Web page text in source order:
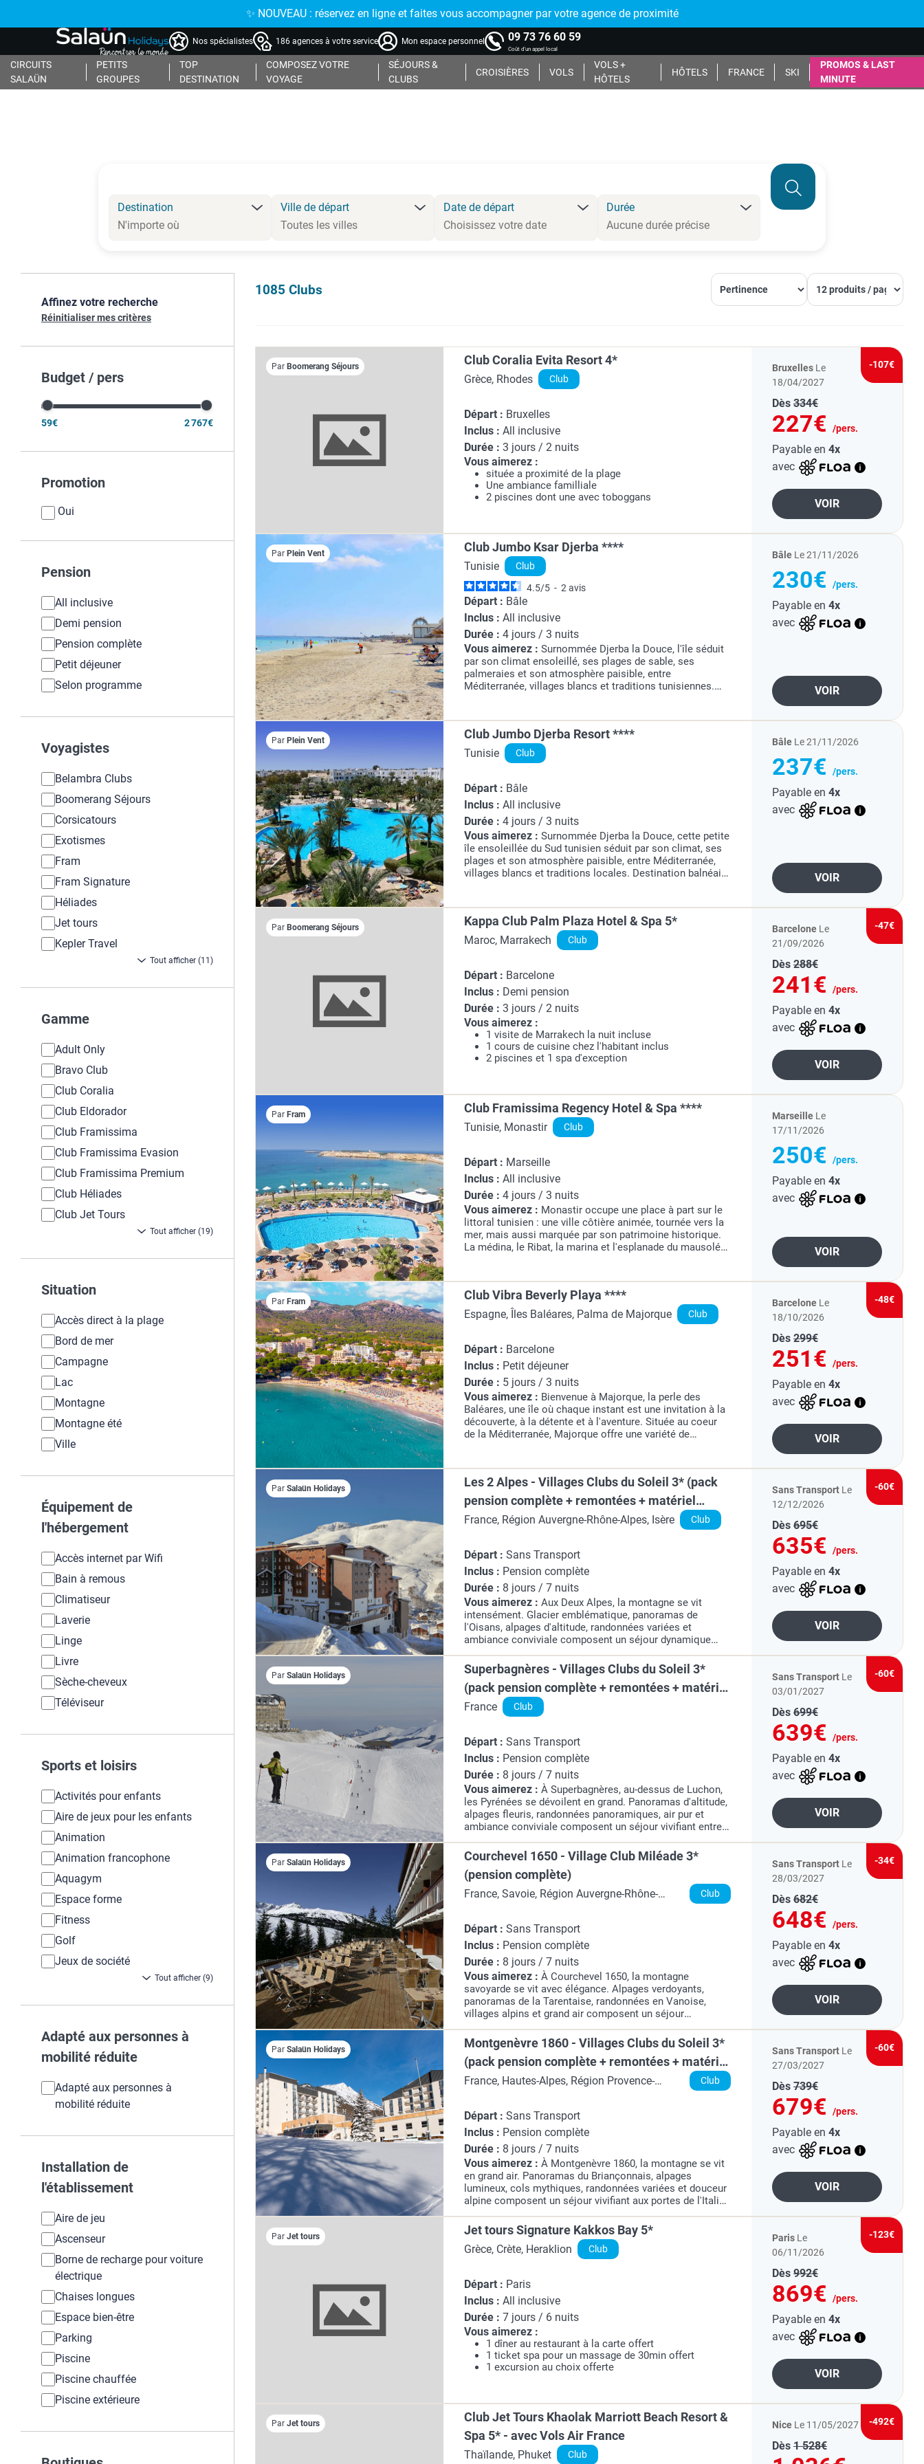
✨ NOUVEAU : réservez en ligne et faites vous accompagner par votre agence de proximité
Nos spécialistes 186 agences à votre service Mon espace personnel 09 73 76 60 59
Coût d'un appel local
CIRCUITS
SALAÜN
PETITS
GROUPES
TOP
DESTINATION
COMPOSEZ VOTRE
VOYAGE
SÉJOURS &
CLUBS
CROISIÈRES VOLS
VOLS +
HÔTELS
HÔTELS FRANCE SKI
PROMOS & LAST
MINUTE
Destination Ville de départ Date de départ Durée
Affinez votre recherche
Réinitialiser mes critères
Budget / pers
59€ 2 767€
Promotion
Oui
Pension
All inclusive
Demi pension
Pension complète
Petit déjeuner
Selon programme
Voyagistes
Belambra Clubs
Boomerang Séjours
Corsicatours
Exotismes
Fram
Fram Signature
Héliades
Jet tours
Kepler Travel
Tout afficher (11)
Gamme
Adult Only
Bravo Club
Club Coralia
Club Eldorador
Club Framissima
Club Framissima Evasion
Club Framissima Premium
Club Héliades
Club Jet Tours
Tout afficher (19)
Situation
Accès direct à la plage
Bord de mer
Campagne
Lac
Montagne
Montagne été
Ville
Équipement de
l'hébergement
Accès internet par Wifi
Bain à remous
Climatiseur
Laverie
Linge
Livre
Sèche-cheveux
Téléviseur
Sports et loisirs
Activités pour enfants
Aire de jeux pour les enfants
Animation
Animation francophone
Aquagym
Espace forme
Fitness
Golf
Jeux de société
Tout afficher (9)
Adapté aux personnes à
mobilité réduite
Adapté aux personnes à
mobilité réduite
Installation de
l'établissement
Aire de jeu
Ascenseur
Borne de recharge pour voiture
électrique
Chaises longues
Espace bien-être
Parking
Piscine
Piscine chauffée
Piscine extérieure
1085 Clubs
Par Boomerang Séjours Club Coralia Evita Resort 4*
Grèce, Rhodes Club
Départ : Bruxelles
Inclus : All inclusive
Durée : 3 jours / 2 nuits
Vous aimerez :
située a proximité de la plage
Une ambiance familliale
2 piscines dont une avec toboggans
Bruxelles Le
18/04/2027
Dès 334€
227€ /pers.
-107€
Payable en 4x
avec
VOIR
Par Plein Vent Club Jumbo Ksar Djerba ****
Tunisie Club
4.5/5 - 2avis
Départ : Bâle
Inclus : All inclusive
Durée : 4 jours / 3 nuits
Vous aimerez : Surnommée Djerba la Douce, l'île séduit
par son climat ensoleillé, ses plages de sable, ses
palmeraies et son atmosphère paisible, entre
Méditerranée, villages blancs et traditions tunisiennes.
Bâle Le 21/11/2026
230€ /pers.
Payable en 4x
avec
VOIR
Par Plein Vent Club Jumbo Djerba Resort ****
Tunisie Club
Départ : Bâle
Inclus : All inclusive
Durée : 4 jours / 3 nuits
Vous aimerez : Surnommée Djerba la Douce, cette petite
île ensoleillée du Sud tunisien séduit par son climat, ses
plages et son atmosphère paisible, entre Méditerranée,
villages blancs et traditions locales. Destination balnéaire
Bâle Le 21/11/2026
237€ /pers.
Payable en 4x
avec
VOIR
Par Boomerang Séjours Kappa Club Palm Plaza Hotel & Spa 5*
Maroc, Marrakech Club
Départ : Barcelone
Inclus : Demi pension
Durée : 3 jours / 2 nuits
Vous aimerez :
1 visite de Marrakech la nuit incluse
1 cours de cuisine chez l'habitant inclus
2 piscines et 1 spa d'exception
Barcelone Le
21/09/2026
Dès 288€
241€ /pers.
-47€
Payable en 4x
avec
VOIR
Par Fram Club Framissima Regency Hotel & Spa ****
Tunisie, Monastir Club
Départ : Marseille
Inclus : All inclusive
Durée : 4 jours / 3 nuits
Vous aimerez : Monastir occupe une place à part sur le
littoral tunisien : une ville côtière animée, tournée vers la
mer, mais aussi marquée par son patrimoine historique.
La médina, le Ribat, la marina et l'esplanade du mausolée
Marseille Le
17/11/2026
250€ /pers.
Payable en 4x
avec
VOIR
Par Fram Club Vibra Beverly Playa ****
Espagne, Îles Baléares, Palma de Majorque Club
Départ : Barcelone
Inclus : Petit déjeuner
Durée : 5 jours / 3 nuits
Vous aimerez : Bienvenue à Majorque, la perle des
Baléares, une île où chaque instant est une invitation à la
découverte, à la détente et à l'aventure. Située au coeur
de la Méditerranée, Majorque offre une variété de
Barcelone Le
18/10/2026
Dès 299€
251€ /pers.
-48€
Payable en 4x
avec
VOIR
Par Salaün Holidays
Les 2 Alpes - Villages Clubs du Soleil 3* (pack
pension complète + remontées + matériel
inclus)
France, Région Auvergne-Rhône-Alpes, Isère Club
Départ : Sans Transport
Inclus : Pension complète
Durée : 8 jours / 7 nuits
Vous aimerez : Aux Deux Alpes, la montagne se vit
intensément. Glacier emblématique, panoramas de
l'Oisans, alpages d'altitude, randonnées variées et
ambiance conviviale composent un séjour dynamique
entre haute montagne, nature généreuse et grand air
estival.
Sans Transport Le
12/12/2026
Dès 695€
635€ /pers.
-60€
Payable en 4x
avec
VOIR
Par Salaün Holidays
Superbagnères - Villages Clubs du Soleil 3*
(pack pension complète + remontées + matériel
inclus)
France Club
Départ : Sans Transport
Inclus : Pension complète
Durée : 8 jours / 7 nuits
Vous aimerez : À Superbagnères, au-dessus de Luchon,
les Pyrénées se dévoilent en grand. Panoramas d'altitude,
alpages fleuris, randonnées panoramiques, air pur et
ambiance conviviale composent un séjour vivifiant entre
nature préservée et douceur montagnarde.
Sans Transport Le
03/01/2027
Dès 699€
639€ /pers.
-60€
Payable en 4x
avec
VOIR
Par Salaün Holidays
Courchevel 1650 - Village Club Miléade 3*
(pension complète)
France, Savoie, Région Auvergne-Rhône-
Club
Départ : Sans Transport
Inclus : Pension complète
Durée : 8 jours / 7 nuits
Vous aimerez : À Courchevel 1650, la montagne
savoyarde se vit avec élégance. Alpages verdoyants,
panoramas de la Tarentaise, randonnées en Vanoise,
villages alpins et grand air composent un séjour
ressourçant au coeur des Alpes, entre nature pure et art
de vivre montagnard.
Sans Transport Le
28/03/2027
Dès 682€
648€ /pers.
-34€
Payable en 4x
avec
VOIR
Par Salaün Holidays
Montgenèvre 1860 - Villages Clubs du Soleil 3*
(pack pension complète + remontées + matériel
inclus)
France, Hautes-Alpes, Région Provence-
Club
Départ : Sans Transport
Inclus : Pension complète
Durée : 8 jours / 7 nuits
Vous aimerez : À Montgenèvre 1860, la montagne se vit
en grand air. Panoramas du Briançonnais, alpages
lumineux, cols mythiques, randonnées variées et douceur
alpine composent un séjour vivifiant aux portes de l'Italie,
entre nature préservée et esprit d'altitude.
Sans Transport Le
27/03/2027
Dès 739€
679€ /pers.
-60€
Payable en 4x
avec
VOIR
Par Jet tours Jet tours Signature Kakkos Bay 5*
Grèce, Crète, Heraklion Club
Départ : Paris
Inclus : All inclusive
Durée : 7 jours / 6 nuits
Vous aimerez :
1 dîner au restaurant à la carte offert
1 ticket spa pour un massage de 30min offert
1 excursion au choix offerte
Paris Le
06/11/2026
Dès 992€
869€ /pers.
-123€
Payable en 4x
avec
VOIR
Par Jet tours
Club Jet Tours Khaolak Marriott Beach Resort &
Spa 5* - avec Vols Air France
Thaïlande, Phuket Club
Nice Le 11/05/2027
Dès 1 528€
-492€